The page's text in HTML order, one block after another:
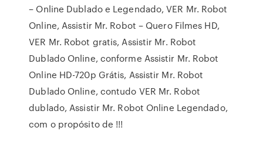
– Online Dublado e Legendado, VER Mr. Robot
Online, Assistir Mr. Robot – Quero Filmes HD,
VER Mr. Robot gratis, Assistir Mr. Robot
Dublado Online, conforme Assistir Mr. Robot
Online HD-720p Grátis, Assistir Mr. Robot
Dublado Online, contudo VER Mr. Robot
dublado, Assistir Mr. Robot Online Legendado,
com o propósito de !!!